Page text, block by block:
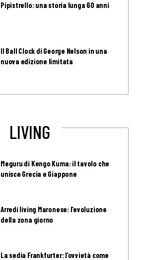
Pipistrello: una storia lunga 60 anni
Il Ball Clock di George Nelson in una
nuova edizione limitata
LIVING
Meguru di Kengo Kuma: il tavolo che
unisce Grecia e Giappone
Arredi living Maronese: l’evoluzione
della zona giorno
La sedia Frankfurter: l’ovvietà come